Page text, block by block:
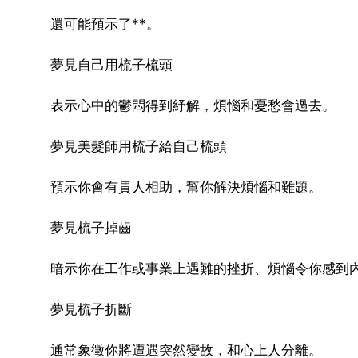
還可能預示了**。
夢見自己用梳子梳頭
表示心中的鬱悶得到紓解，煩惱和憂愁會過去。
夢見美髮師用梳子給自己梳頭
預示你會有貴人相助，幫你解決煩惱和難題。
夢見梳子掉齒
暗示你在工作或事業上遇難的挫折、煩惱令你感到
夢見梳子折斷
通常象徵你將遭遇突然變故，和心上人分離。